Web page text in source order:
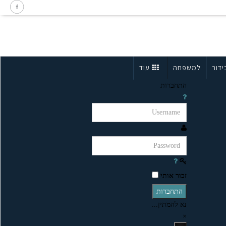
למשפחה עוד
התחברות
זכור אותי
התחברות
נא להמתין...
×